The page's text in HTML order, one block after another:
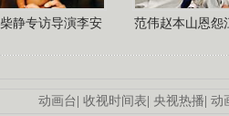
柴静专访导演李安 范伟赵本山恩怨
动画台| 收视时间表| 央视热播| 动